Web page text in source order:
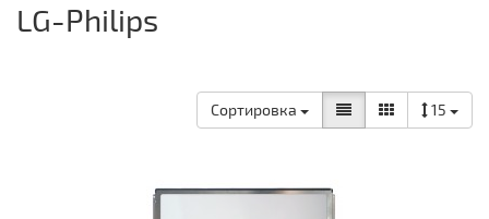
LG-Philips
Сортировка 15